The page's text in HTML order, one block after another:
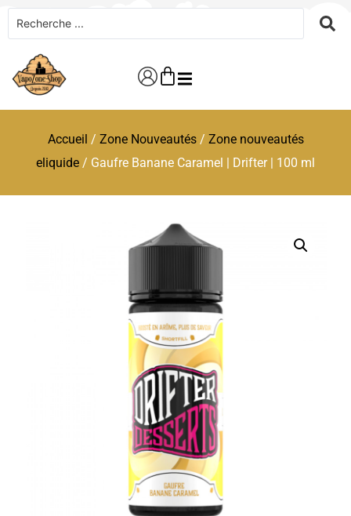
Accueil / Zone Nouveautés/ Zone nouveautés
eliquide / Gaufre Banane Caramel | Drifter | 100 ml